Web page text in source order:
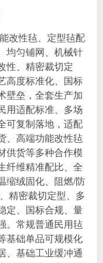
改性毡、定型毡配
均匀铺网、机械针
性、精密裁切定
高度标准化、国标
壁垒，全套生产加
用适配标准、多场
可复制落地，适配
、高端功能改性毡
供货等多种合作模
纤维精准配比、全
缩绒固化、阻燃/防
精密裁切定型、多
定、国标合规、量
。常规普通民用毡
基础单品可规模化
、基础工业缓冲通